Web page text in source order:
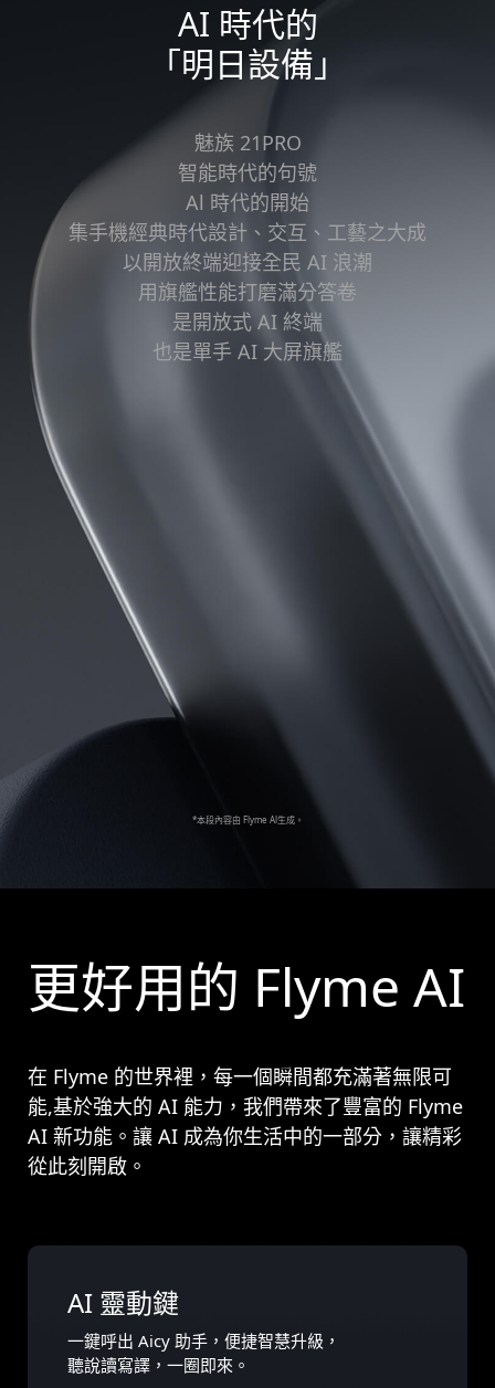
AI 時代的
「明日設備」
魅族 21PRO
智能時代的句號
Al 時代的開始
集手機經典時代設計、交互、工藝之大成
以開放終端迎接全民 AI 浪潮
用旗艦性能打磨滿分答卷
是開放式 AI 終端
也是單手 AI 大屏旗艦
*本段內容由 Flyme Al生成。
更好用的 Flyme AI
在 Flyme 的世界裡，每一個瞬間都充滿著無限可
能,基於強大的 AI 能力，我們帶來了豐富的 Flyme
AI 新功能。讓 AI 成為你生活中的一部分，讓精彩
從此刻開啟。
AI 靈動鍵
一鍵呼出 Aicy 助手，便捷智慧升級，
聽說讀寫譯，一圈即來。